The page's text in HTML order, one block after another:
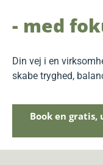
- med
Din vej i en
skabe tryghed,
Book en